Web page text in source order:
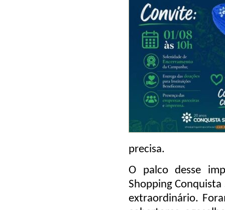
precisa.
O palco desse
Shopping
extraordinário.